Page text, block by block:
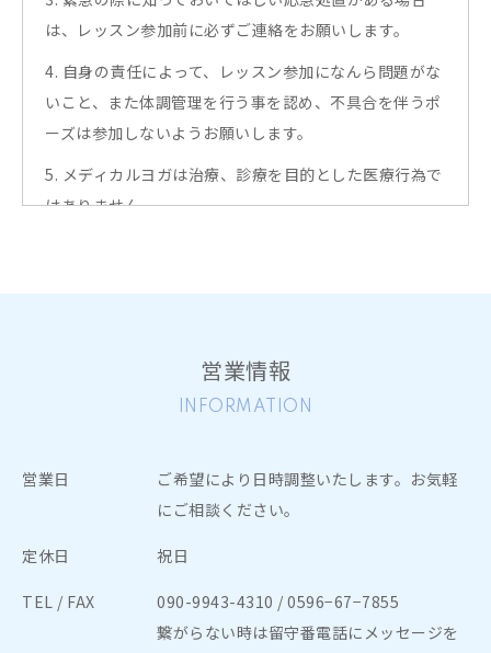
は、レッスン参加前に必ずご連絡をお願いします。
4. 自身の責任によって、レッスン参加になんら問題がな
いこと、また体調管理を行う事を認め、不具合を伴うポ
ーズは参加しないようお願いします。
5. メディカルヨガは治療、診療を目的とした医療行為で
はありません。
軽減、治療時の副作用の軽減、QOLの向上、不安、スト
レス、気分や抑うつ症状の改善、睡眠の質の向上などを
を中断することのないようお願いします。
票に事前にご記入いただきます。レッスン前にお身体の
具合を確認させていただきますので、15分ほど前にはお
営業情報
INFORMATION
営業日
ご希望により日時調整いたします。お気軽
にご相談ください。
定休日 祝日
TEL / FAX 090-9943-4310 / 0596−67−7855
繋がらない時は留守番電話にメッセージを